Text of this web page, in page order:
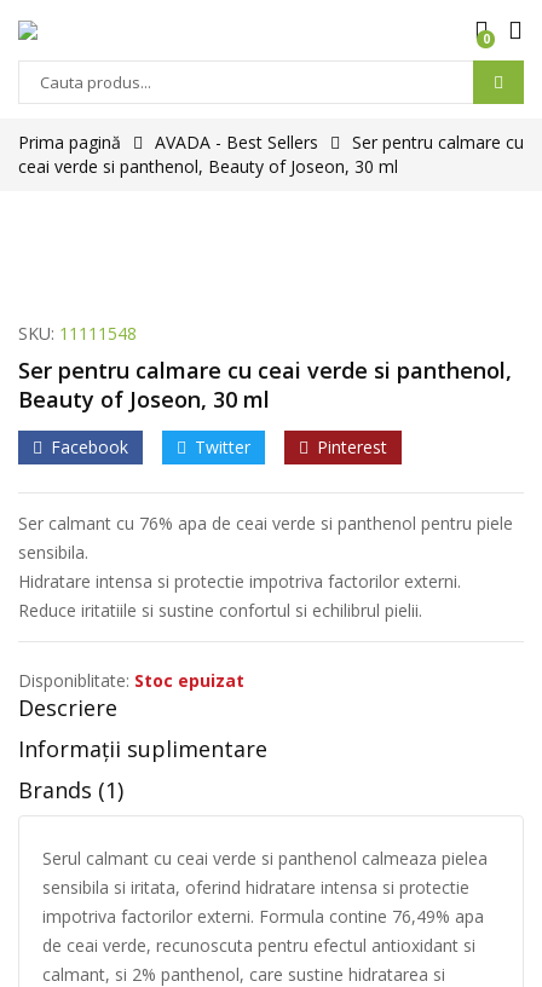
0
Products
Prima pagină
AVADA - Best Sellers
Ser pentru calmare cu
ceai verde si panthenol, Beauty of Joseon, 30 ml
SKU: 11111548
Ser pentru calmare cu ceai verde si panthenol,
Beauty of Joseon, 30 ml
Facebook Twitter Pinterest
Ser calmant cu 76% apa de ceai verde si panthenol pentru piele
sensibila.
Hidratare intensa si protectie impotriva factorilor externi.
Reduce iritatiile si sustine confortul si echilibrul pielii.
Disponiblitate: Stoc epuizat
Descriere
Informații suplimentare
Brands (1)
Serul calmant cu ceai verde si panthenol calmeaza pielea
sensibila si iritata, oferind hidratare intensa si protectie
impotriva factorilor externi. Formula contine 76,49% apa
de ceai verde, recunoscuta pentru efectul antioxidant si
calmant, si 2% panthenol, care sustine hidratarea si